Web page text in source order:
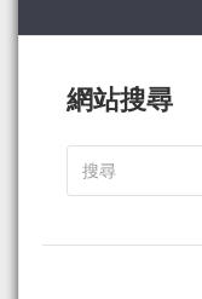
網站搜尋